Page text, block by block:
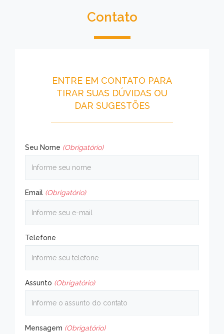
Contato
ENTRE EM CONTATO PARA
TIRAR SUAS DÚVIDAS OU
DAR SUGESTÕES
Seu Nome (Obrigatório)
Email (Obrigatório)
Telefone
Assunto (Obrigatório)
Mensagem (Obrigatório)